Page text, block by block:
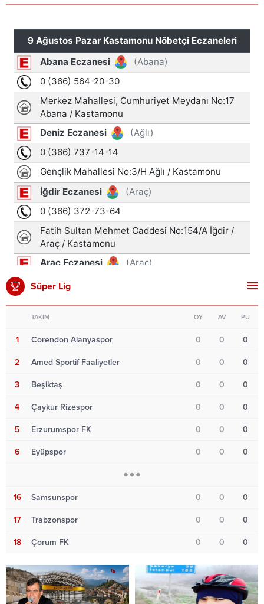
Süper Lig
TAKIM OY AV PU
1 Corendon Alanyaspor 0 0 0
2 Amed Sportif Faaliyetler 0 0 0
3 Beşiktaş 0 0 0
4 Çaykur Rizespor 0 0 0
5 Erzurumspor FK 0 0 0
6 Eyüpspor 0 0 0
16 Samsunspor 0 0 0
17 Trabzonspor 0 0 0
18 Çorum FK 0 0 0